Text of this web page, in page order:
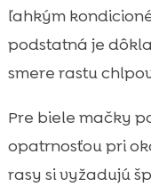
ľahkým
podstatná je
smere rastu
Pre biele mačky
opatrnosťou pri
rasy si vyžadujú